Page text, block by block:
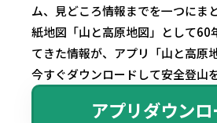
ム、見どころ情報までを一つにま
紙地図「山と高原地図」として60
てきた情報が、アプリ「山と高原
今すぐダウンロードして安全登山
アプリダウン